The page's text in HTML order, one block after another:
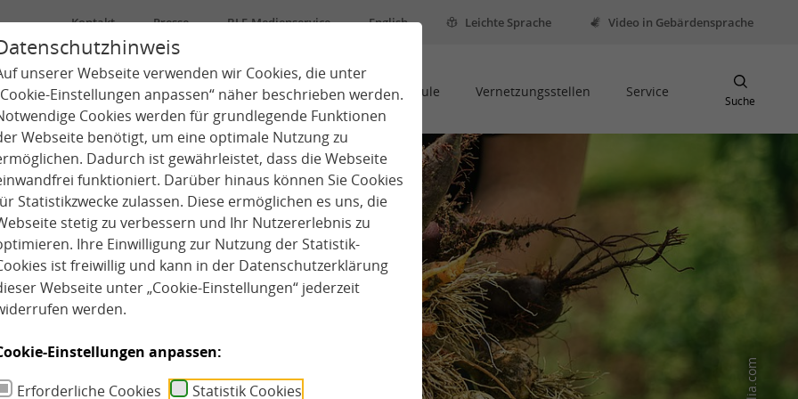
unserer Webseite verwenden wir Cookies, die unter
Einstellungen anpassen“ näher beschrieben werden.
Cookies werden für grundlegende Funktionen
Webseite benötigt, um eine optimale Nutzung zu
Dadurch ist gewährleistet, dass die Webseite
funktioniert. Darüber hinaus können Sie Cookies
Statistikzwecke zulassen. Diese ermöglichen es uns, die
stetig zu verbessern und Ihr Nutzererlebnis zu
Ihre Einwilligung zur Nutzung der Statistik-
ist freiwillig und kann in der Datenschutzerklärung
Webseite unter „Cookie-Einstellungen“ jederzeit
werden.
Einstellungen anpassen:
Erforderliche Cookies
Statistik Cookies
Kontakt Presse BLE-Medienservice English Leichte Sprache Video in Gebärdensprache
Über uns Kindertagespflege Kita Schule Vernetzungsstellen Service
Suche